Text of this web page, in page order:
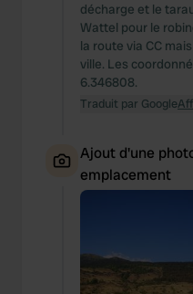
décharge et le
Wattel pour le
la route via CC
ville. Les
6.346808.
Traduit par Google
Ajout d'une
emplacement